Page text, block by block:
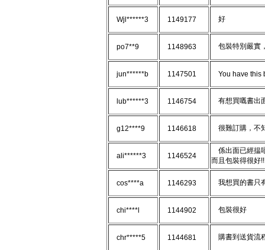
Wjl******3 1149177 好
po7**9 1148963 包裝特別嚴實
jun******b 1147501 You have this
lub******3 1146754 有想買嘅書出
g12****9 1146618 很難訂購，不
ali******3 1146524
係出面已經揾
而且包裝得很好
cos****a 1146293 我想買的書只
chi****l 1144902 包裝很好
chr*****5 1144681 購書到送貨流